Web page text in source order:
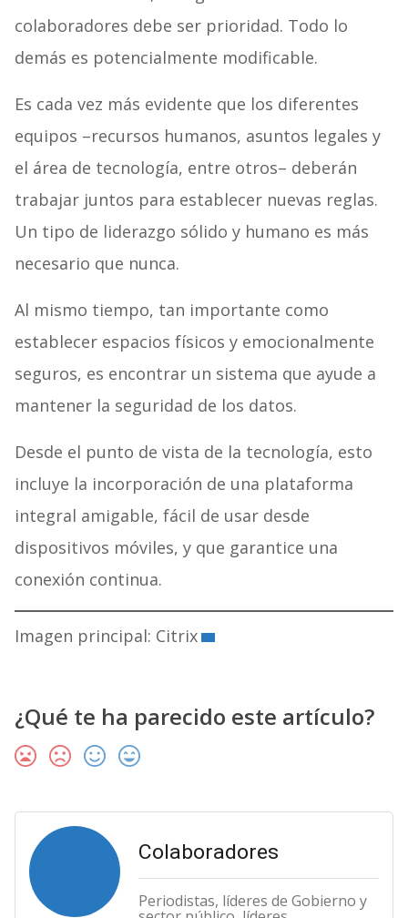
colaboradores debe ser prioridad. Todo lo
demás es potencialmente modificable.
Es cada vez más evidente que los diferentes
equipos –recursos humanos, asuntos legales y
el área de tecnología, entre otros– deberán
trabajar juntos para establecer nuevas reglas.
Un tipo de liderazgo sólido y humano es más
necesario que nunca.
Al mismo tiempo, tan importante como
establecer espacios físicos y emocionalmente
seguros, es encontrar un sistema que ayude a
mantener la seguridad de los datos.
Desde el punto de vista de la tecnología, esto
incluye la incorporación de una plataforma
integral amigable, fácil de usar desde
dispositivos móviles, y que garantice una
conexión continua.
Imagen principal: Citrix
¿Qué te ha parecido este artículo?
Colaboradores
Periodistas, líderes de Gobierno y